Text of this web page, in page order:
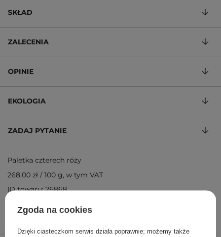
SKŁAD
ZALECENIA
OPINIE
EKOLOGIA
ZADAJ PYTANIE
Paletka czterech róży
268,00 zł / 100 g, w tym VAT
ID towaru: 26868
Zgoda na cookies
Dzięki ciasteczkom serwis działa poprawnie; możemy także